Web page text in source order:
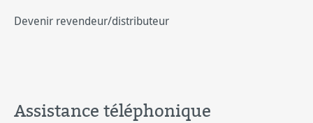
Devenir revendeur/distributeur
Assistance téléphonique